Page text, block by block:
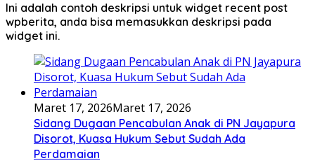
Ini adalah contoh deskripsi untuk widget recent post
wpberita, anda bisa memasukkan deskripsi pada
widget ini.
Maret 17, 2026Maret 17, 2026
Sidang Dugaan Pencabulan Anak di PN Jayapura
Disorot, Kuasa Hukum Sebut Sudah Ada
Perdamaian